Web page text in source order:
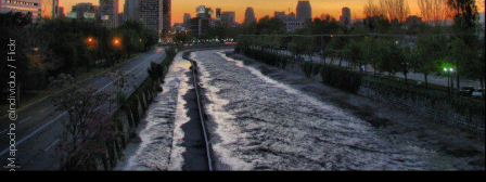
Río Mapocho @Individuo / Flickr